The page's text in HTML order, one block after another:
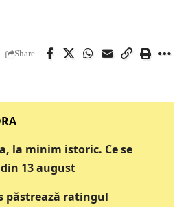
Share
la minim istoric. Ce se
13 august
păstrează ratingul